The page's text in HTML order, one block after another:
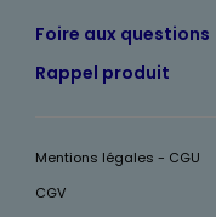
Foire aux questions
Rappel produit
Mentions légales - CGU
CGV